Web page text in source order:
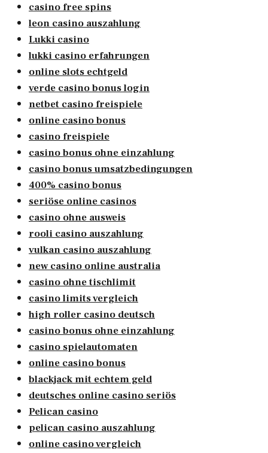
casino free spins
leon casino auszahlung
Lukki casino
lukki casino erfahrungen
online slots echtgeld
verde casino bonus login
netbet casino freispiele
online casino bonus
casino freispiele
casino bonus ohne einzahlung
casino bonus umsatzbedingungen
400% casino bonus
seriöse online casinos
casino ohne ausweis
rooli casino auszahlung
vulkan casino auszahlung
new casino online australia
casino ohne tischlimit
casino limits vergleich
high roller casino deutsch
casino bonus ohne einzahlung
casino spielautomaten
online casino bonus
blackjack mit echtem geld
deutsches online casino seriös
Pelican casino
pelican casino auszahlung
online casino vergleich